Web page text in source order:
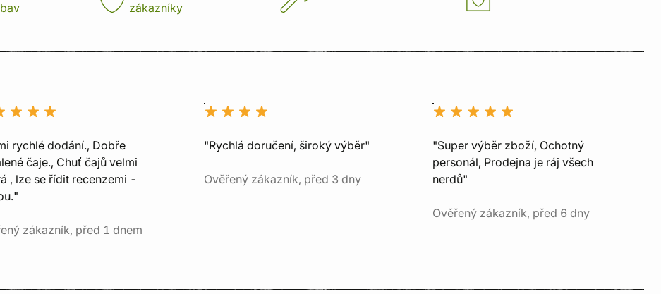
zákazníky
rychlé dodání., Dobře
čaje., Chuť čajů velmi
, lze se řídit recenzemi -
zákazník, před 1 dnem
"Rychlá doručení, široký výběr"
Ověřený zákazník, před 3 dny
"Super výběr zboží, Ochotný
personál, Prodejna je ráj všech
nerdů"
Ověřený zákazník, před 6 dny